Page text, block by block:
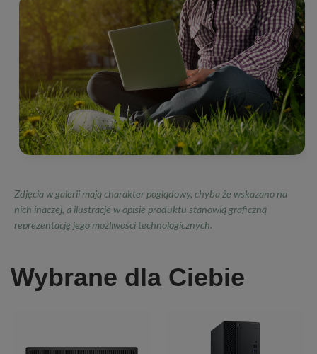
Zdjęcia w galerii mają charakter poglądowy, chyba że wskazano na
nich inaczej, a ilustracje w opisie produktu stanowią graficzną
reprezentację jego możliwości technologicznych.
Wybrane dla Ciebie